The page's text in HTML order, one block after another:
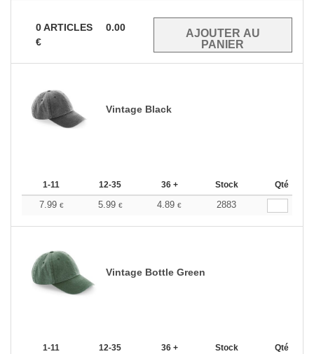
0ARTICLES
0.00
€
Vintage Black
1-11 12-35 36 + Stock Qté
7.99 € 5.99 € 4.89 € 2883
Vintage Bottle Green
1-11 12-35 36 + Stock Qté